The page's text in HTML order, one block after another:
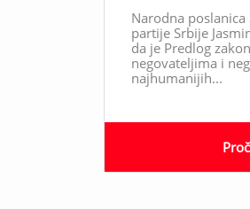
Narodna
partije Srbije
da je Predlog
negovateljima i
najhumanijih...